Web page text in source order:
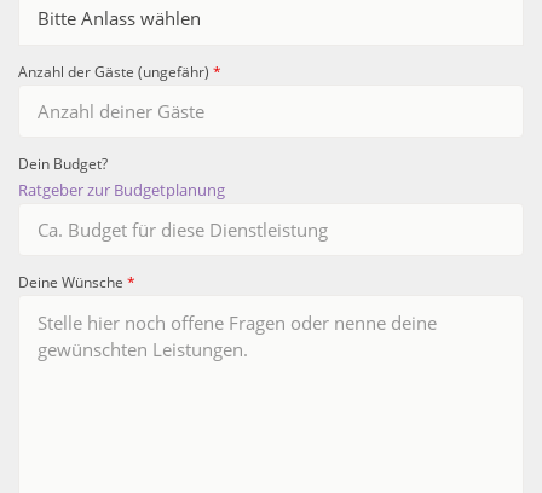
Anzahl der Gäste (ungefähr) *
Dein Budget?
Ratgeber zur Budgetplanung
Deine Wünsche *